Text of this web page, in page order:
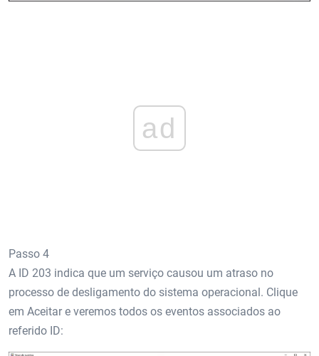
ad
Passo 4
A ID 203 indica que um serviço causou um atraso no
processo de desligamento do sistema operacional. Clique
em Aceitar e veremos todos os eventos associados ao
referido ID: